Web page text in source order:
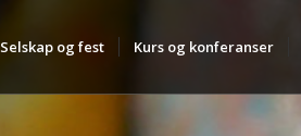
Selskap og fest Kurs og konferanser